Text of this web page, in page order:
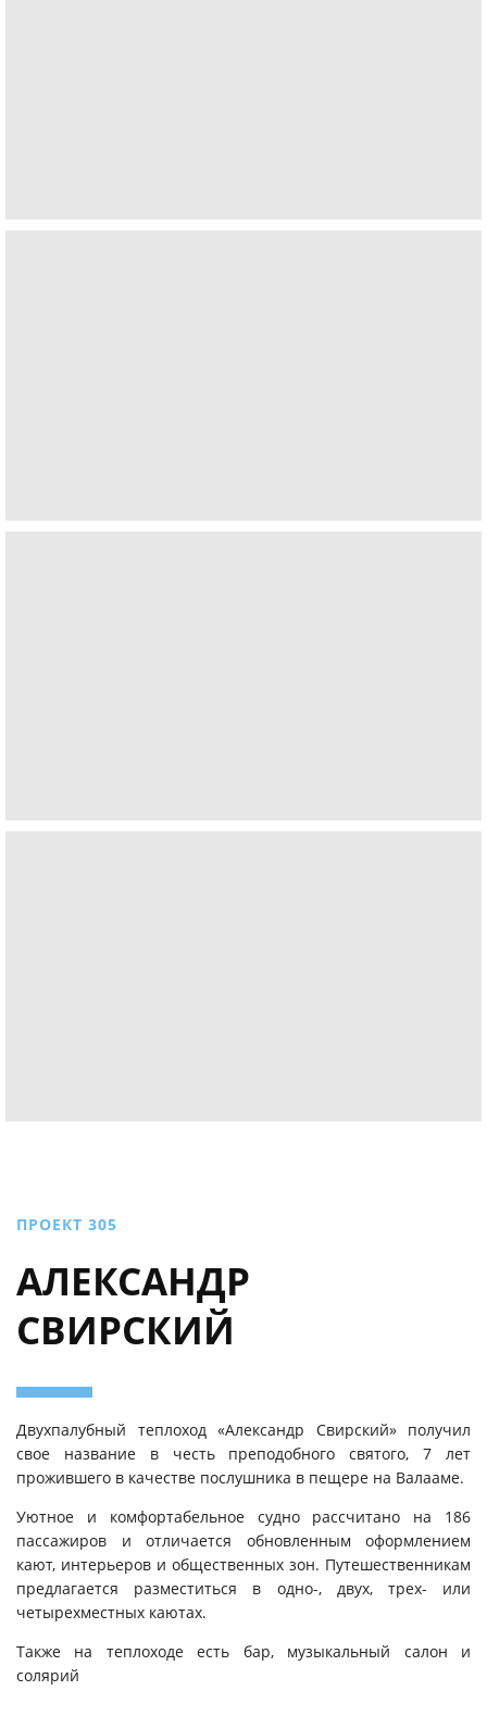
ПРОЕКТ 305
АЛЕКСАНДР
СВИРСКИЙ
Двухпалубный теплоход «Александр Свирский» получил
свое название в честь преподобного святого, 7 лет
прожившего в качестве послушника в пещере на Валааме.
Уютное и комфортабельное судно рассчитано на 186
пассажиров и отличается обновленным оформлением
кают, интерьеров и общественных зон. Путешественникам
предлагается разместиться в одно-, двух, трех- или
четырехместных каютах.
Также на теплоходе есть бар, музыкальный салон и
солярий